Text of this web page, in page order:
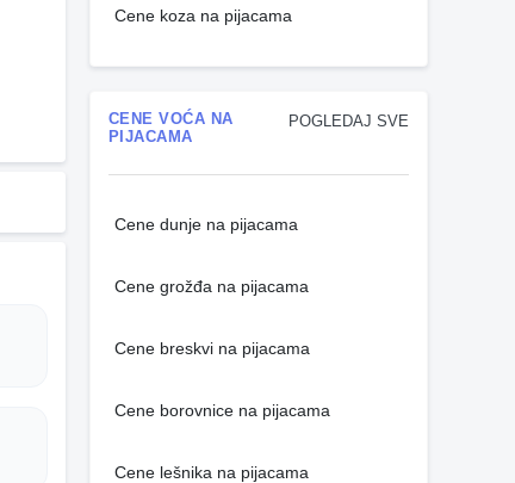
Cene koza na pijacama
POGLEDAJ SVE
CENE VOĆA NA
PIJACAMA
Cene dunje na pijacama
Cene grožđa na pijacama
Cene breskvi na pijacama
Cene borovnice na pijacama
Cene lešnika na pijacama